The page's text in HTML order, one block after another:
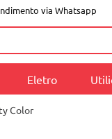
via Whatsapp
Eletro
Color